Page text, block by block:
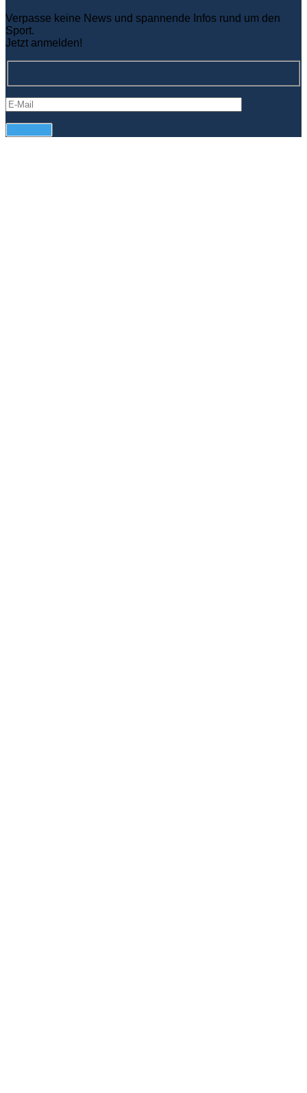
Verpasse keine News und spannende Infos rund um den
Sport.
Jetzt anmelden!